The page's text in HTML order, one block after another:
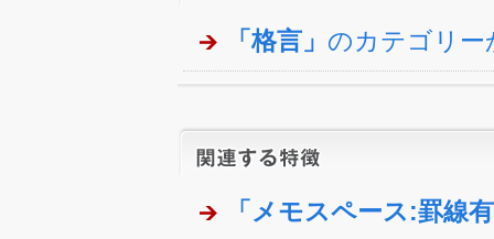
「格言」 のカテゴリー
「メモスペース:罫線